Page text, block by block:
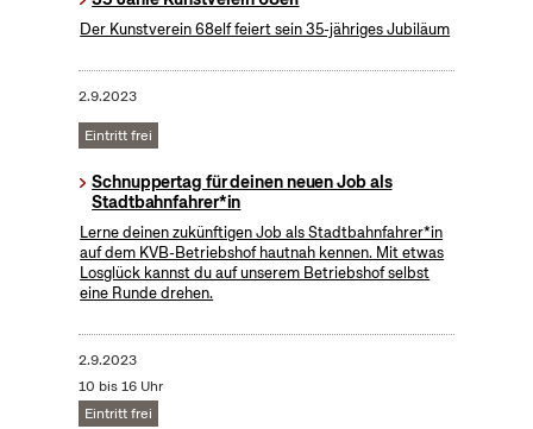
Der Kunstverein 68elf feiert sein 35-jähriges Jubiläum
2.9.2023
Eintritt frei
Schnuppertag für deinen neuen Job als
Stadtbahnfahrer*in
Lerne deinen zukünftigen Job als Stadtbahnfahrer*in
auf dem KVB-Betriebshof hautnah kennen. Mit etwas
Losglück kannst du auf unserem Betriebshof selbst
eine Runde drehen.
2.9.2023
10 bis 16 Uhr
Eintritt frei